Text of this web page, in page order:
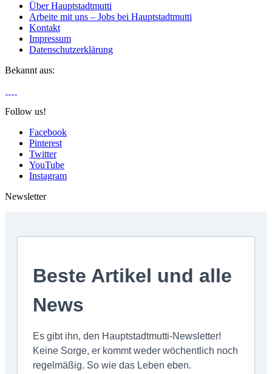
Über Hauptstadtmutti
Arbeite mit uns – Jobs bei Hauptstadtmutti
Kontakt
Impressum
Datenschutzerklärung
Bekannt aus:
Follow us!
Facebook
Pinterest
Twitter
YouTube
Instagram
Newsletter